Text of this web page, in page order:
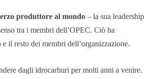
produttore al mondo – la sua leadership
tra i membri dell’OPEC. Ciò ha
il resto dei membri dell’organizzazione.
dagli idrocarburi per molti anni a venire.